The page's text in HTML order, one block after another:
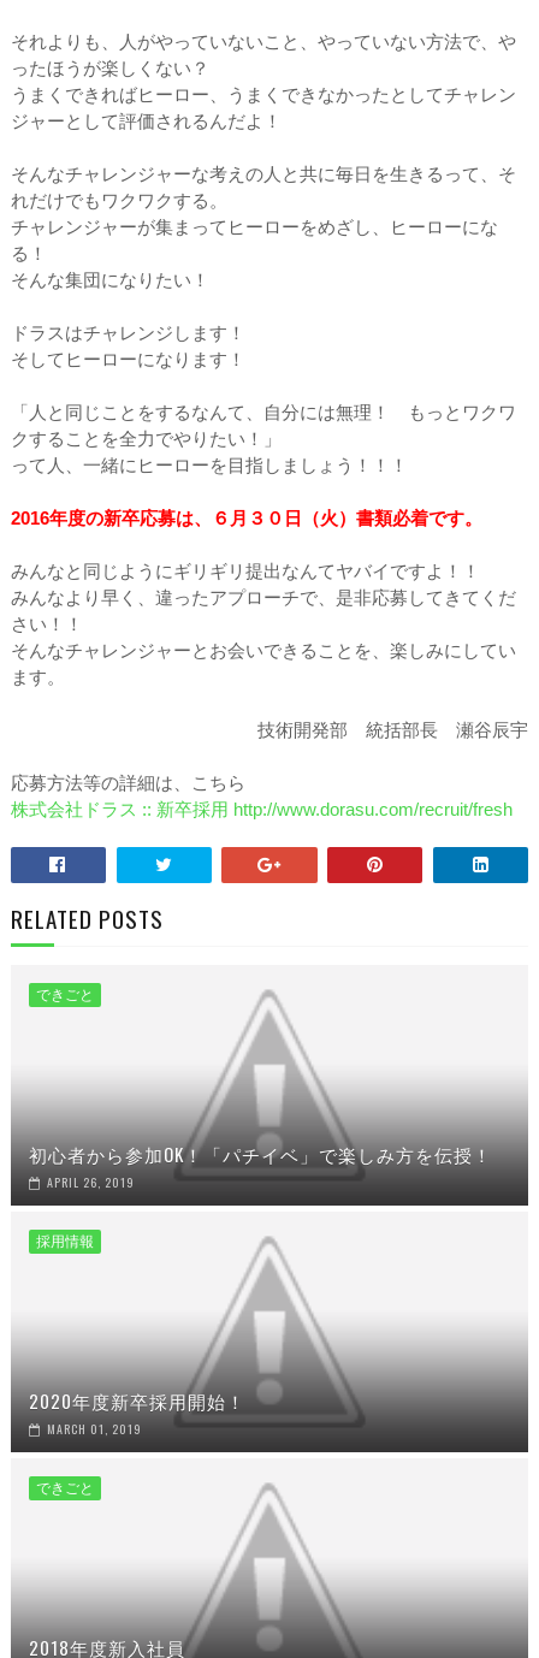
それよりも、人がやっていないこと、やっていない方法で、や
ったほうが楽しくない？
うまくできればヒーロー、うまくできなかったとしてチャレン
ジャーとして評価されるんだよ！
そんなチャレンジャーな考えの人と共に毎日を生きるって、そ
れだけでもワクワクする。
チャレンジャーが集まってヒーローをめざし、ヒーローにな
る！
そんな集団になりたい！
ドラスはチャレンジします！
そしてヒーローになります！
「人と同じことをするなんて、自分には無理！ もっとワクワ
クすることを全力でやりたい！」
って人、一緒にヒーローを目指しましょう！！！
2016年度の新卒応募は、６月３０日（火）書類必着です。
みんなと同じようにギリギリ提出なんてヤバイですよ！！
みんなより早く、違ったアプローチで、是非応募してきてくだ
さい！！
そんなチャレンジャーとお会いできることを、楽しみにしてい
ます。
技術開発部 統括部長 瀬谷辰宇
応募方法等の詳細は、こちら
株式会社ドラス :: 新卒採用 http://www.dorasu.com/recruit/fresh
RELATED POSTS
できごと
初心者から参加OK！「パチイベ」で楽しみ方を伝授！
APRIL 26, 2019
採用情報
2020年度新卒採用開始！
MARCH 01, 2019
できごと
2018年度新入社員